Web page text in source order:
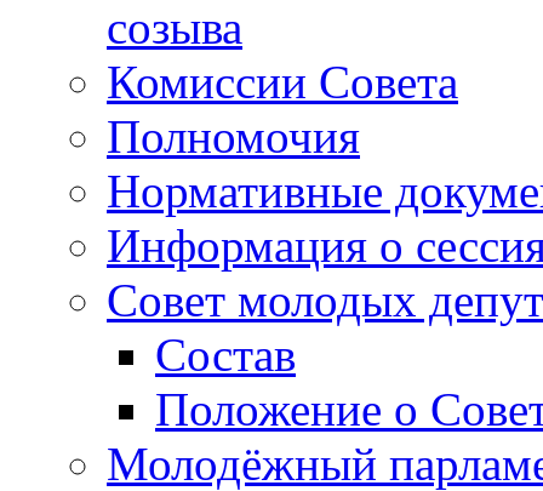
созыва
Комиссии Совета
Полномочия
Нормативные
Информация о
Совет молодых
Состав
Положение о
Молодёжный